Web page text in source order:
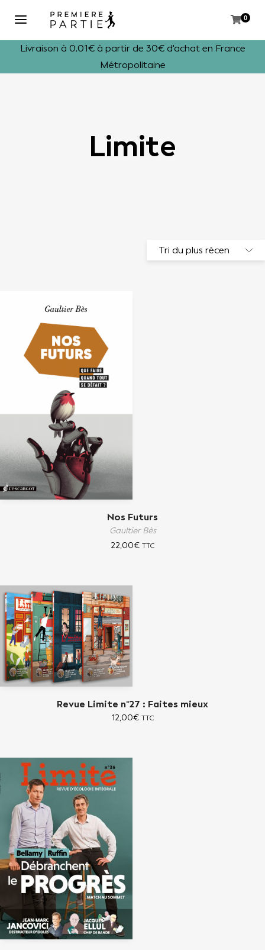
0
Livraison à 0,01€ à partir de 30€ d'achat en France
Métropolitaine
Limite
Nos Futurs
Gaultier Bès
22,00€ TTC
Revue Limite n°27 : Faites mieux
12,00€ TTC